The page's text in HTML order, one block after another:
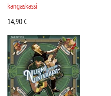
kangaskassi
14,90€